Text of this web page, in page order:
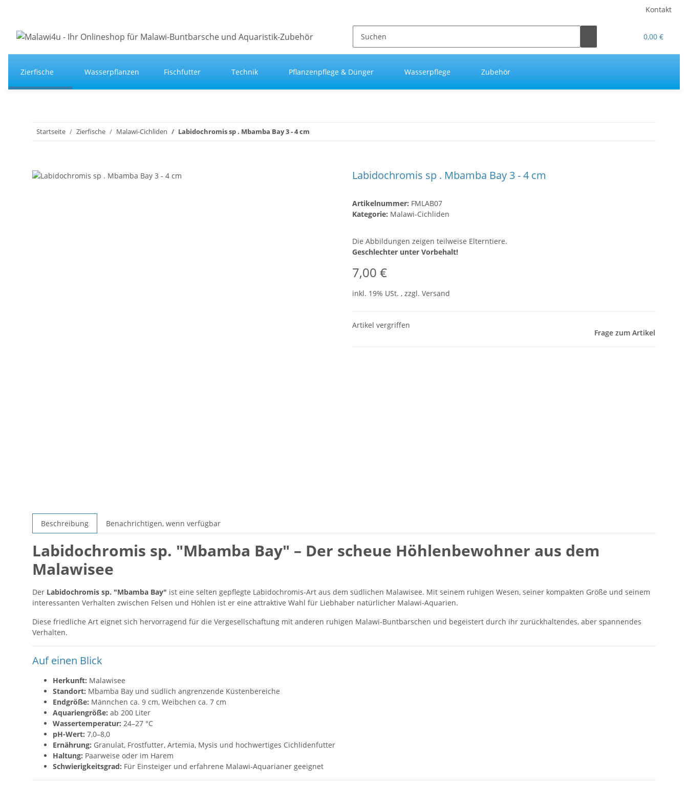
Kontakt
0,00 €
Zierfische Wasserpflanzen Fischfutter Technik Pflanzenpflege & Dünger Wasserpflege Zubehör
Startseite Zierfische Malawi-Cichliden Labidochromis sp . Mbamba Bay 3 - 4 cm
Labidochromis sp . Mbamba Bay 3 - 4 cm
Artikelnummer: FMLAB07
Kategorie: Malawi-Cichliden
Die Abbildungen zeigen teilweise Elterntiere.
Geschlechter unter Vorbehalt!
7,00 €
inkl. 19% USt. , zzgl. Versand
Artikel vergriffen
Frage zum Artikel
Beschreibung Benachrichtigen, wenn verfügbar
Labidochromis sp. "Mbamba Bay" – Der scheue Höhlenbewohner aus dem
Malawisee
Der Labidochromis sp. "Mbamba Bay" ist eine selten gepflegte Labidochromis-Art aus dem südlichen Malawisee. Mit seinem ruhigen Wesen, seiner kompakten Größe und seinem
interessanten Verhalten zwischen Felsen und Höhlen ist er eine attraktive Wahl für Liebhaber natürlicher Malawi-Aquarien.
Diese friedliche Art eignet sich hervorragend für die Vergesellschaftung mit anderen ruhigen Malawi-Buntbarschen und begeistert durch ihr zurückhaltendes, aber spannendes
Verhalten.
Auf einen Blick
Herkunft: Malawisee
Standort: Mbamba Bay und südlich angrenzende Küstenbereiche
Endgröße: Männchen ca. 9 cm, Weibchen ca. 7 cm
Aquariengröße: ab 200 Liter
Wassertemperatur: 24–27 °C
pH-Wert: 7,0–8,0
Ernährung: Granulat, Frostfutter, Artemia, Mysis und hochwertiges Cichlidenfutter
Haltung: Paarweise oder im Harem
Schwierigkeitsgrad: Für Einsteiger und erfahrene Malawi-Aquarianer geeignet